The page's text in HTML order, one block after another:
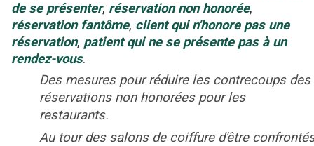
de se présenter, réservation non honorée,
réservation fantôme, client qui n'honore pas une
réservation, patient qui ne se présente pas à un
rendez-vous.
Des mesures pour réduire les contrecoups des
réservations non honorées pour les
restaurants.
Au tour des salons de coiffure d'être